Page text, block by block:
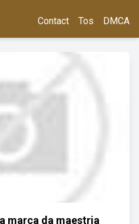
Contact Tos DMCA
marca da maestria